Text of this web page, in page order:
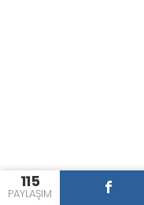
115
PAYLAŞIM